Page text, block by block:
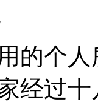
的个
经过